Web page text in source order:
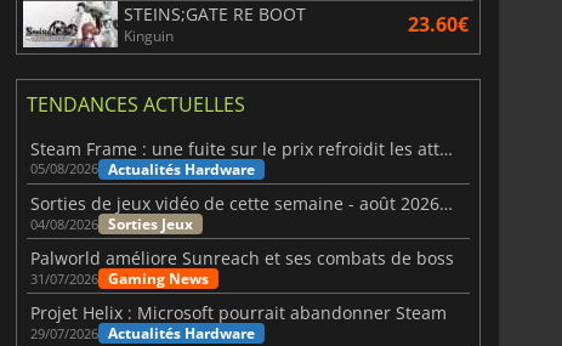
STEINS;GATE RE BOOT
Kinguin 23.60€
TENDANCES ACTUELLES
Steam Frame : une fuite sur le prix refroidit les attentes VR
05/08/2026 Actualités Hardware
Sorties de jeux vidéo de cette semaine - août 2026 (semaine 32)
04/08/2026 Sorties Jeux
Palworld améliore Sunreach et ses combats de boss
31/07/2026 Gaming News
Projet Helix : Microsoft pourrait abandonner Steam
29/07/2026 Actualités Hardware